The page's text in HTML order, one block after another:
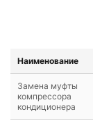
Наименование
Замена муфты
компрессора
кондиционера